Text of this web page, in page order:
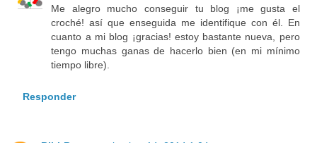
Me alegro mucho conseguir tu blog ¡me gusta el
croché! así que enseguida me identifique con él. En
cuanto a mi blog ¡gracias! estoy bastante nueva, pero
tengo muchas ganas de hacerlo bien (en mi mínimo
tiempo libre).
Responder